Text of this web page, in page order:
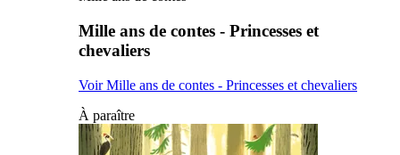
Mille ans de contes - Princesses et
chevaliers
Voir Mille ans de contes - Princesses et chevaliers
À paraître